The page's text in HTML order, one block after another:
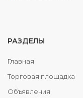
РАЗДЕЛЫ
Главная
Торговая площадка
Объявления